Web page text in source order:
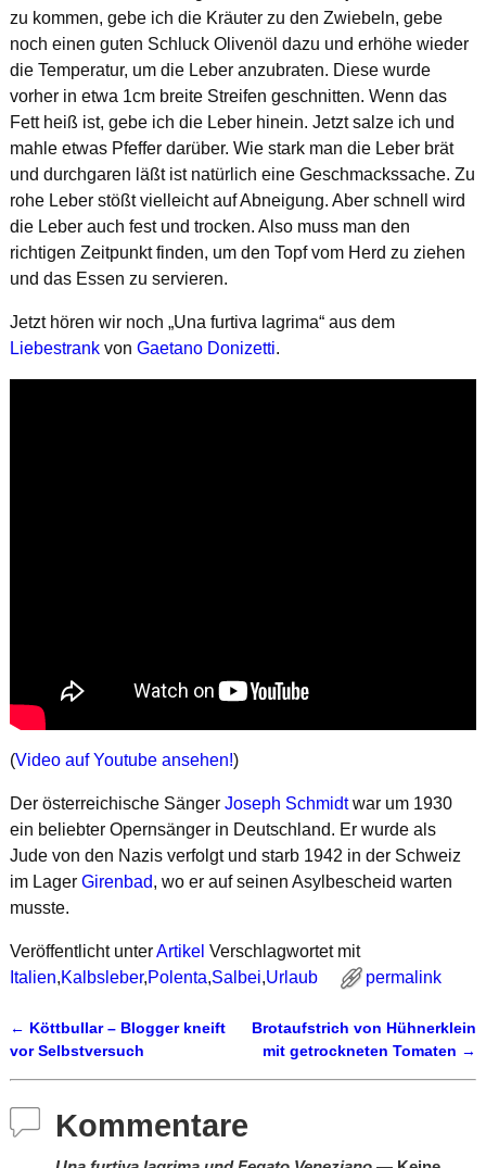
zu kommen, gebe ich die Kräuter zu den Zwiebeln, gebe
noch einen guten Schluck Olivenöl dazu und erhöhe wieder
die Temperatur, um die Leber anzubraten. Diese wurde
vorher in etwa 1cm breite Streifen geschnitten. Wenn das
Fett heiß ist, gebe ich die Leber hinein. Jetzt salze ich und
mahle etwas Pfeffer darüber. Wie stark man die Leber brät
und durchgaren läßt ist natürlich eine Geschmackssache. Zu
rohe Leber stößt vielleicht auf Abneigung. Aber schnell wird
die Leber auch fest und trocken. Also muss man den
richtigen Zeitpunkt finden, um den Topf vom Herd zu ziehen
und das Essen zu servieren.
Jetzt hören wir noch „Una furtiva lagrima“ aus dem
Liebestrankvon Gaetano Donizetti.
(Video auf Youtube ansehen!)
Der österreichische Sänger Joseph Schmidtwar um 1930
ein beliebter Opernsänger in Deutschland. Er wurde als
Jude von den Nazis verfolgt und starb 1942 in der Schweiz
im Lager Girenbad, wo er auf seinen Asylbescheid warten
musste.
Veröffentlicht unterArtikel Verschlagwortet mit
Italien,Kalbsleber,Polenta,Salbei,Urlaub permalink
Artikelnavigation
← Köttbullar – Blogger kneift
vor Selbstversuch
Brotaufstrich von Hühnerklein
mit getrockneten Tomaten →
Kommentare